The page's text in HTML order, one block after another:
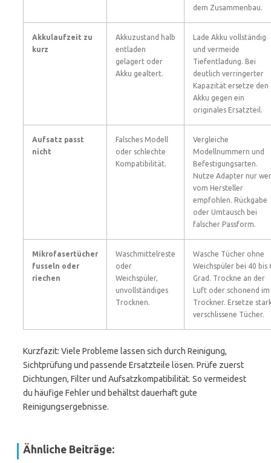
dem Zusammenbau.
Akkulaufzeit zu
kurz
Akkuzustand halb
entladen
gelagert oder
Akku gealtert.
Lade Akku vollständig
und vermeide
Tiefentladung. Bei
deutlich verringerter
Kapazität ersetze den
Akku gegen ein
originales Ersatzteil.
Aufsatz passt
nicht
Falsches Modell
oder schlechte
Kompatibilität.
Vergleiche
Modellnummern und
Befestigungsarten.
Nutze Adapter nur
vom Hersteller
empfohlen. Rückgabe
oder Umtausch bei
falscher Passform.
Mikrofasertücher
fusseln oder
riechen
Waschmittelreste
oder
Weichspüler,
unvollständiges
Trocknen.
Wasche Tücher ohne
Weichspüler bei 40 bis
Grad. Trockne an der
Luft oder schonend im
Trockner. Ersetze
verschlissene Tücher.
Kurzfazit: Viele Probleme lassen sich durch Reinigung,
Sichtprüfung und passende Ersatzteile lösen. Prüfe zuerst
Dichtungen, Filter und Aufsatzkompatibilität. So vermeidest
du häufige Fehler und behältst dauerhaft gute
Reinigungsergebnisse.
Ähnliche Beiträge: